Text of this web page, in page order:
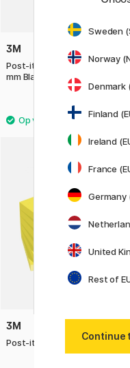
3M
Post-it Indextabs 25,4 x 43,2
mm Blauw
3M
Post-it 76×127 Neongeel 6-
Sweden
Norway
Denmark
Finland
Ireland
France
Germany
United
Rest of
Continue